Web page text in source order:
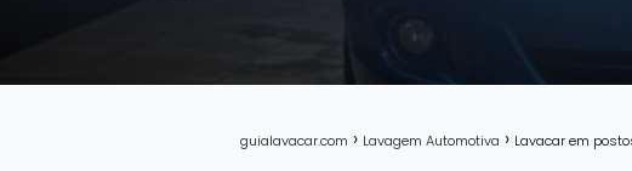
guialavacar.com Lavagem Automotiva Lavacar em